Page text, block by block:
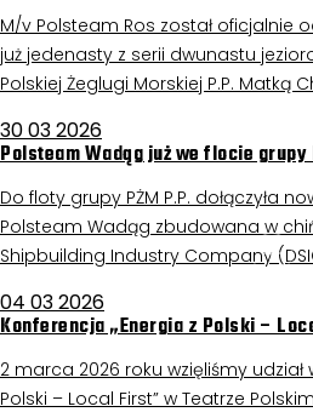
M/v Polsteam Ros został oficjalnie
już jedenasty z serii dwunastu
Polskiej Żeglugi Morskiej P.P. Matką
30 03 2026
Polsteam Wadąg już we flocie grupy
Do floty grupy PŻM P.P. dołączyła
Polsteam Wadąg zbudowana w
Shipbuilding Industry Company
04 03 2026
Konferencja „Energia z Polski –
2 marca 2026 roku wzięliśmy udział
Polski – Local First” w Teatrze